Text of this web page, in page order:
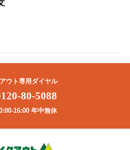
ウト専用ダイヤル
80-5088
16:00 年中無休